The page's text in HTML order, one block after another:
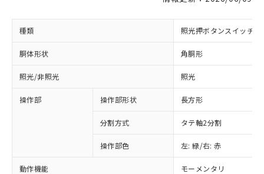
種類 照光押ボタンスイッチ
胴体形状 角胴形
照光/非照光 照光
操作部 操作部形状 長方形
分割方式 タテ軸2分割
操作部色 左: 緑/右: 赤
動作機能 モーメンタリ